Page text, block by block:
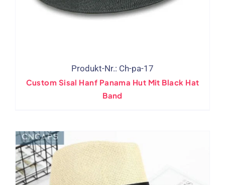
Produkt-Nr.: Ch-pa-17
Custom Sisal Hanf Panama Hut Mit Black Hat
Band